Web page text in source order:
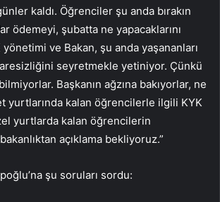
kaldı. Öğrenciler şu anda bırakın
ödemeyi, şubatta ne yapacaklarını
ve Bakan, şu anda yaşananları
seyretmekle yetiniyor. Çünkü
Başkanın ağzına bakıyorlar, ne
yurtlarında kalan öğrencilerle ilgili KYK
yurtlarda kalan öğrencilerin
açıklama bekliyoruz.”
şu soruları sordu: